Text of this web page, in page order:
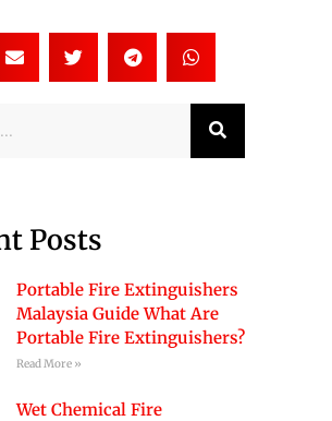
Search
Posts
Portable Fire Extinguishers
Malaysia Guide What Are
Portable Fire Extinguishers?
Read More »
Wet Chemical Fire